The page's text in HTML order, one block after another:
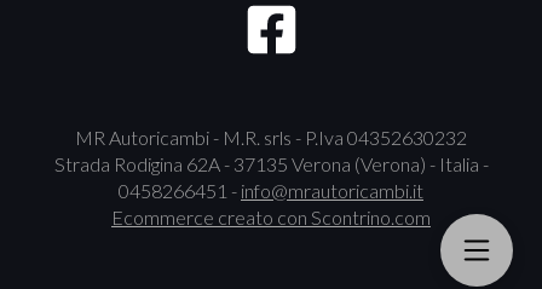
MR Autoricambi - M.R. srls - P.Iva 04352630232
Strada Rodigina 62A - 37135 Verona (Verona) - Italia -
0458266451 - info@mrautoricambi.it
Ecommerce creato con Scontrino.com